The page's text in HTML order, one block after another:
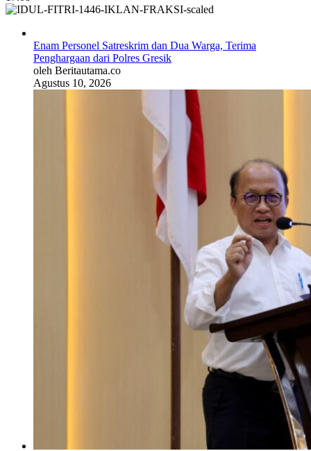
Enam Personel Satreskrim dan Dua Warga, Terima
Penghargaan dari Polres Gresik
oleh Beritautama.co
Agustus 10, 2026